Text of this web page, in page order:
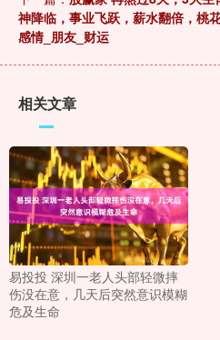
神降临，事业飞跃，薪水翻倍，桃
感情_朋友_财运
相关文章
易投投 深圳一老人头部轻微摔
伤没在意，几天后突然意识模糊
危及生命